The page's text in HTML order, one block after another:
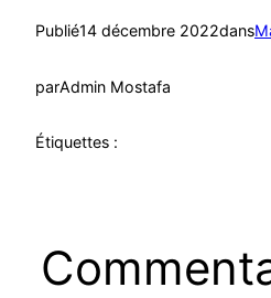
Publié14 décembre 2022dans
parAdmin Mostafa
Étiquettes :